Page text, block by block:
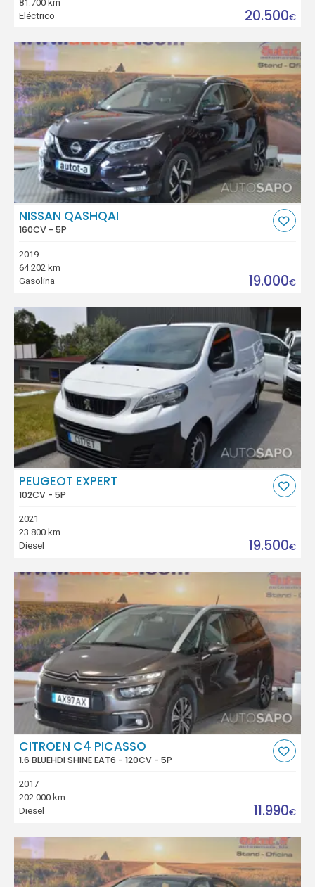
81.700 km
Eléctrico
20.500€
NISSAN QASHQAI
160CV - 5P
2019
64.202 km
Gasolina
19.000€
PEUGEOT EXPERT
102CV - 5P
2021
23.800 km
Diesel
19.500€
CITROEN C4 PICASSO
1.6 BLUEHDI SHINE EAT6 - 120CV - 5P
2017
202.000 km
Diesel
11.990€